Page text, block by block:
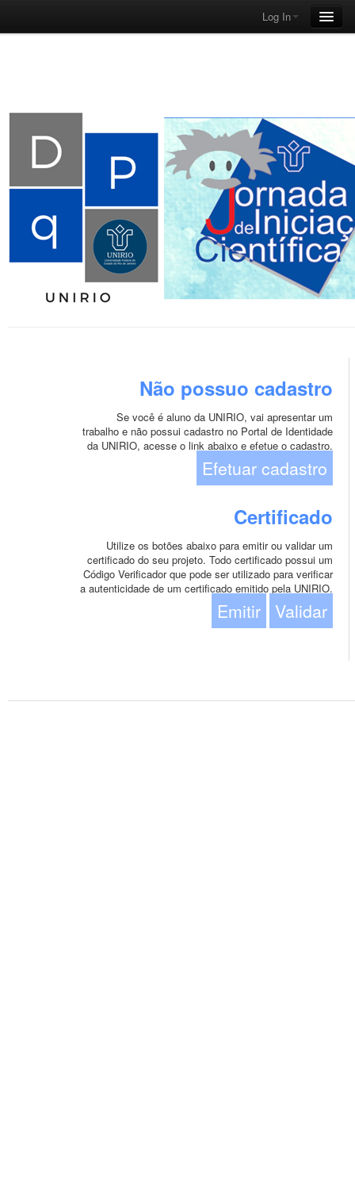
Log In
Não possuo cadastro
Se você é aluno da UNIRIO, vai apresentar um
trabalho e não possui cadastro no Portal de Identidade
da UNIRIO, acesse o link abaixo e efetue o cadastro.
Efetuar cadastro
Certificado
Utilize os botões abaixo para emitir ou validar um
certificado do seu projeto. Todo certificado possui um
Código Verificador que pode ser utilizado para verificar
a autenticidade de um certificado emitido pela UNIRIO.
Emitir Validar